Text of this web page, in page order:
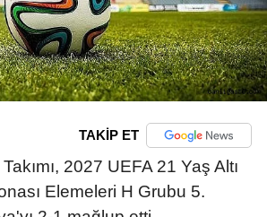
TAKİP ET
Takımı, 2027 UEFA 21 Yaş Altı
Elemeleri H Grubu 5.